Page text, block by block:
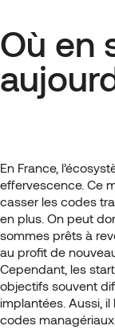
Où en
En France,
effervescence. Ce
casser les codes
en plus. On peut
sommes prêts à
au profit de
Cependant, les
objectifs souvent
implantées. Aussi,
codes managériaux.